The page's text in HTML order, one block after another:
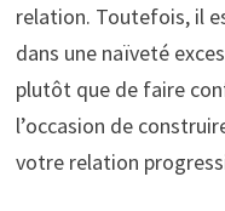
relation. Toutefois, il
dans une naïveté
plutôt que de faire
l’occasion de
votre relation